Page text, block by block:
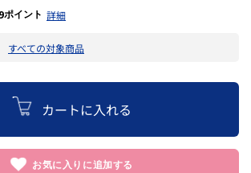
ポイント 詳細
すべての対象商品
カートに入れる
お気に入りに追加する